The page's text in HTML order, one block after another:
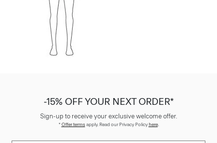
-15% OFF YOUR NEXT ORDER*
Sign-up to receive your exclusive welcome offer.
*Offer termsapply. Read our Privacy Policyhere.